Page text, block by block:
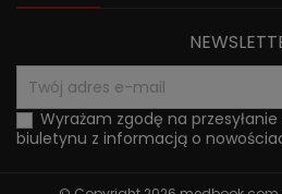
Wyrażam zgodę na
biuletynu z informacją o